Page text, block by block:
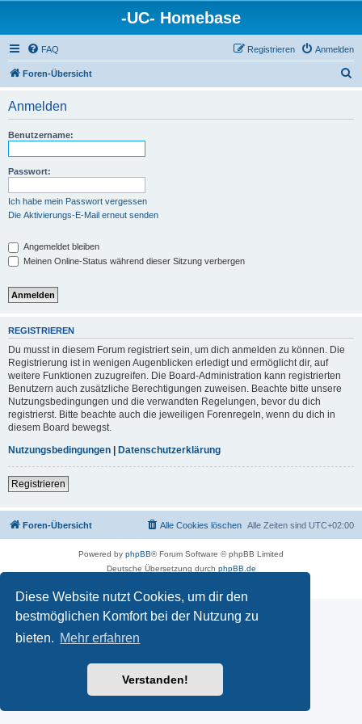
Diese Website nutzt Cookies, um dir den
bestmöglichen Komfort bei der Nutzung zu
bieten. Mehr erfahren
Verstanden!
-UC- Homebase
FAQ Anmelden
Registrieren
Foren-Übersicht
Anmelden
Benutzername:
Passwort:
Ich habe mein Passwort vergessen
Die Aktivierungs-E-Mail erneut senden
Angemeldet bleiben
Meinen Online-Status während dieser Sitzung verbergen
REGISTRIEREN
Du musst in diesem Forum registriert sein, um dich anmelden zu können. Die
Registrierung ist in wenigen Augenblicken erledigt und ermöglicht dir, auf
weitere Funktionen zuzugreifen. Die Board-Administration kann registrierten
Benutzern auch zusätzliche Berechtigungen zuweisen. Beachte bitte unsere
Nutzungsbedingungen und die verwandten Regelungen, bevor du dich
registrierst. Bitte beachte auch die jeweiligen Forenregeln, wenn du dich in
diesem Board bewegst.
Nutzungsbedingungen | Datenschutzerklärung
Registrieren
Foren-Übersicht Alle Zeiten sind UTC+02:00
Alle Cookies löschen
Powered by phpBB® Forum Software © phpBB Limited
Deutsche Übersetzung durch phpBB.de